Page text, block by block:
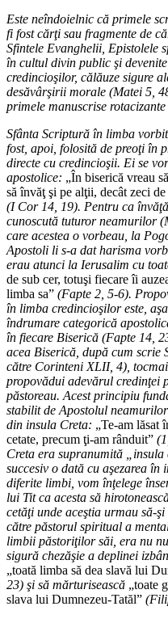
Este neîndoielnic că primele
fi fost cărţi sau fragmente de
Sfintele Evanghelii, Epistolele
în cultul divin public şi
credincioşilor, călăuze sigure
desăvârşirii morale (Matei 5,
primele manuscrise
Sfânta Scriptură în limba
fost, apoi, folosită de preoţi în
directe cu credincioşii. Ei se
apostolice: „În biserică vreau
să învăţ şi pe alţii, decât zeci
(I Cor 14, 19). Pentru ca
cunoscută tuturor neamurilor
care acestea o vorbeau, la
Apostoli li s-a dat harisma
erau atunci la Ierusalim cu
de sub cer, totuşi fiecare îi
limba sa” (Fapte 2, 5-6).
în limba credincioşilor este,
îndrumare categorică
în fiecare Biserică (Fapte 14,
acea Biserică, după cum scrie
către Corinteni XLII, 4),
propovădui adevărul credinţei
păstoreau. Acest principiu
stabilit de Apostolul
din insula Creta: „Te-am lăsat
cetate, precum ţi-am rânduit”
Creta era supranumită
succesiv o dată cu aşezarea
diferite limbi, vom înţelege
lui Tit ca acesta să
cetăţi unde aceştia urmau să-
către păstorul spiritual a
limbii păstoriţilor săi, era nu
sigură chezăşie a deplinei
„toată limba să dea slavă lui
23) şi să mărturisească „toate
slava lui Dumnezeu-Tatăl”